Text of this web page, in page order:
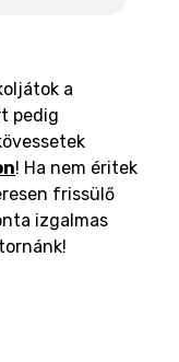
a
pedig
! Ha nem éritek
frissülő
izgalmas